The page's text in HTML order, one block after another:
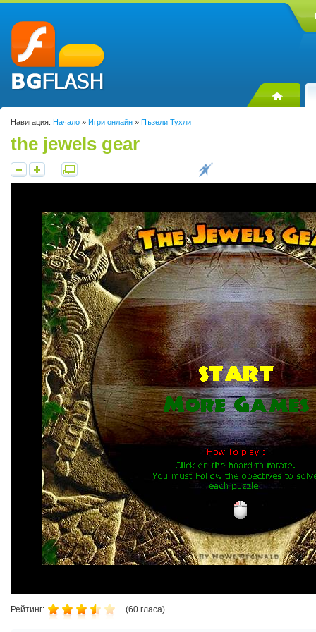
Навигация: Начало » Игри онлайн » Пъзели Тухли
the jewels gear
Рейтинг: (60 гласа)